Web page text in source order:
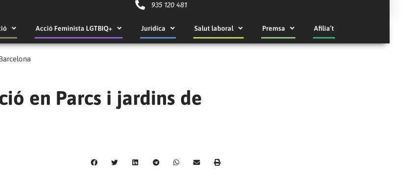
935 120 481
Acció Feminista LGTBIQ+ Jurídica Salut laboral Premsa Afilia’t
en Parcs i jardins de